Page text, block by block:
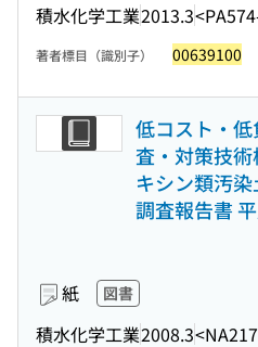
積水化学工業2013.3
著者標目（識別子） 00639100
低コスト・
査・対策技
キシン類汚
調査報告書
紙 図書
積水化学工業2008.3